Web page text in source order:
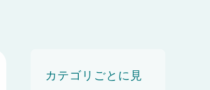
カテゴリごとに見